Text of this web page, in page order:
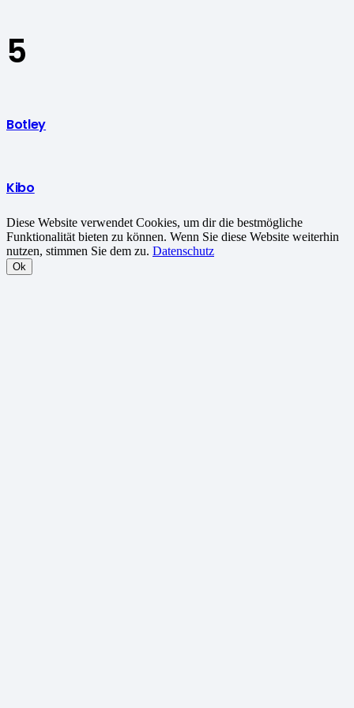
5
Botley
Kibo
Diese Website verwendet Cookies, um dir die bestmögliche
Funktionalität bieten zu können. Wenn Sie diese Website weiterhin
nutzen, stimmen Sie dem zu. Datenschutz
Ok